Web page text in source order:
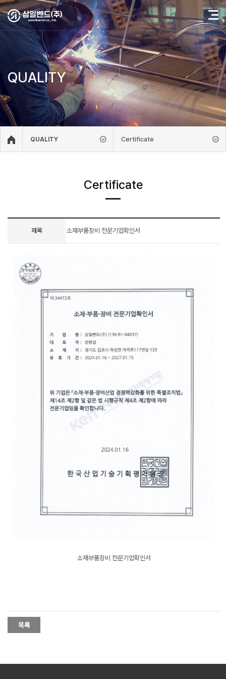
QUALITY
QUALITY Certificate
Certificate
제목 소재부품장비 전문기업확인서
소재부품장비 전문기업확인서